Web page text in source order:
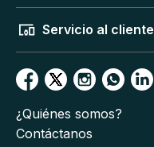
Servicio al cliente
¿Quiénes somos?
Contáctanos